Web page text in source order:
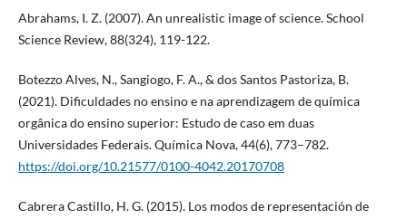
Abrahams, I. Z. (2007). An unrealistic image of science. School
Science Review, 88(324), 119-122.
Botezzo Alves, N., Sangiogo, F. A., & dos Santos Pastoriza, B.
(2021). Dificuldades no ensino e na aprendizagem de química
orgânica do ensino superior: Estudo de caso em duas
Universidades Federais. Química Nova, 44(6), 773–782.
https://doi.org/10.21577/0100-4042.20170708
Cabrera Castillo, H. G. (2015). Los modos de representación de